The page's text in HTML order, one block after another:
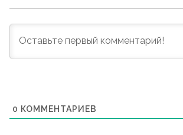
0 КОММЕНТАРИЕВ